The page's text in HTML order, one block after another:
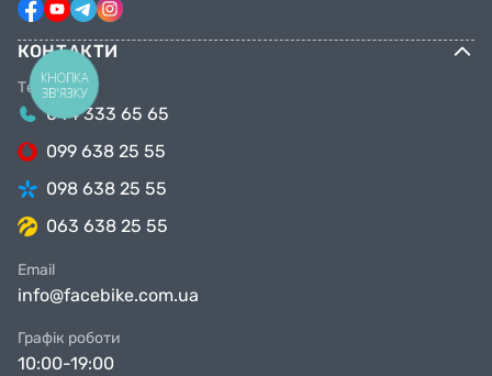
КОНТАКТИ
Телефони
044 333 65 65
099 638 25 55
098 638 25 55
063 638 25 55
Email
info@facebike.com.ua
Графік роботи
10:00-19:00
КНОПКА
ЗВ'ЯЗКУ